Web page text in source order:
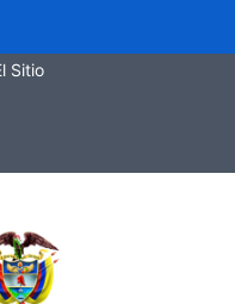
Sitio